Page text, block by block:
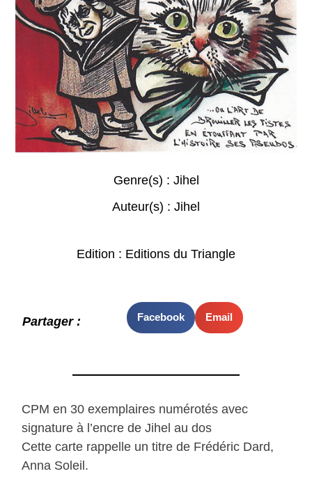
Genre(s) : Jihel
Auteur(s) : Jihel
Edition : Editions du Triangle
Partager : Facebook Email
CPM en 30 exemplaires numérotés avec
signature à l’encre de Jihel au dos
Cette carte rappelle un titre de Frédéric Dard,
Anna Soleil.